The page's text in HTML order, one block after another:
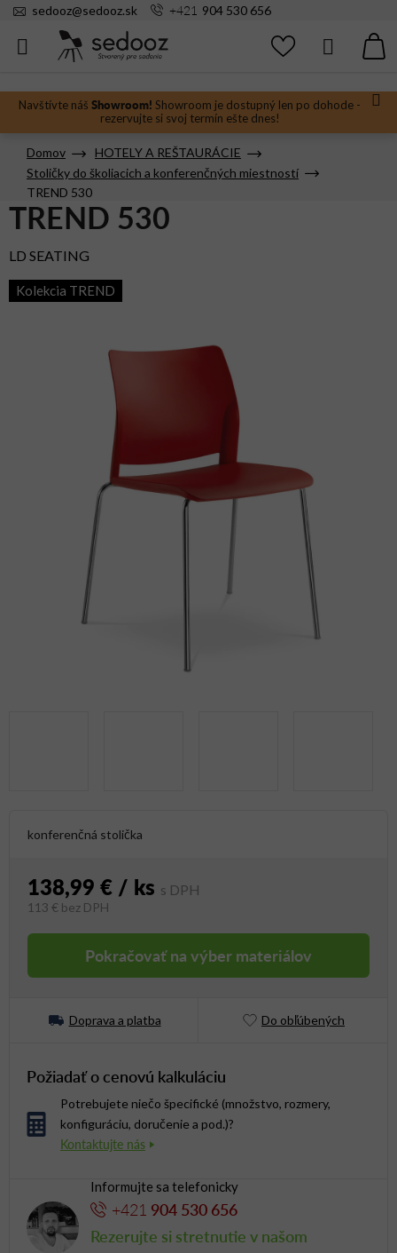
Prejsť
Navštívte náš Showroom! Showroom je dostupný len po dohode -
rezervujte si svoj termín ešte dnes!
sedooz@sedooz.sk +421 904 530 656
Hľadať
Domov
HOTELY A REŠTAURÁCIE
Stoličky do školiacich a konferenčných miestností
TREND 530
konferenčná stolička
138,99 € / ks
113 € bez DPH
Pokračovať na výber materiálov
Doprava a platba Do obľúbených
Požiadať o cenovú kalkuláciu
Potrebujete niečo špecifické (množstvo, rozmery,
konfiguráciu, doručenie a pod.)?
Informujte sa telefonicky
+421 904 530 656
Rezerujte si stretnutie v našom
TREND 530
LD SEATING
Kolekcia TREND